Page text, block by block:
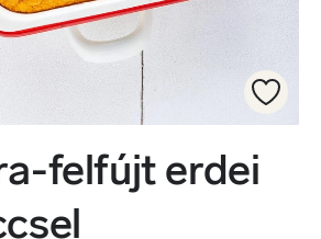
felfújt erdei